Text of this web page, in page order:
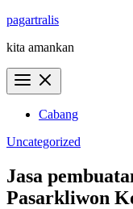
Skip
content
pagartralis
kita amankan
Cabang
Uncategorized
Jasa
Pasarkliwon